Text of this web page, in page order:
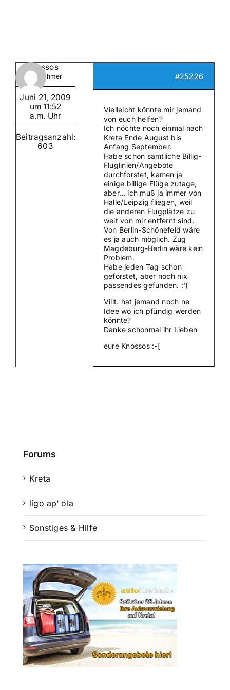
Mein
Knossos
Teilnehmer
Juni 21, 2009
um 11:52
a.m. Uhr
Beitragsanzahl:
603
#25226
Vielleicht könnte mir jemand
von euch helfen?
Ich nöchte noch einmal nach
Kreta Ende August bis
Anfang September.
Habe schon sämtliche Billig-
Fluglinien/Angebote
durchforstet, kamen ja
einige billige Flüge zutage,
aber… ich muß ja immer von
Halle/Leipzig fliegen, weil
die anderen Flugplätze zu
weit von mir entfernt sind.
Von Berlin-Schönefeld wäre
es ja auch möglich. Zug
Magdeburg-Berlin wäre kein
Problem.
Habe jeden Tag schon
geforstet, aber noch nix
passendes gefunden. :'(
Villt. hat jemand noch ne
Idee wo ich pfündig werden
könnte?
Danke schonmal ihr Lieben
eure Knossos :-[
Forums
Kreta
lígo ap‘ óla
Sonstiges & Hilfe